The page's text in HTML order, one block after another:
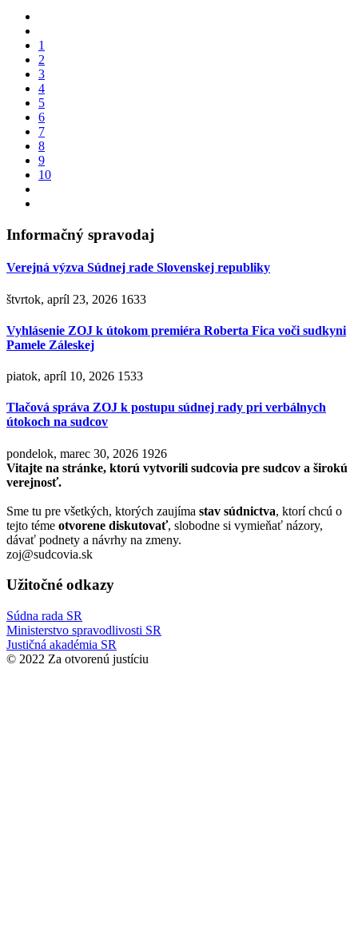
1
2
3
4
5
6
7
8
9
10
Informačný spravodaj
Verejná výzva Súdnej rade Slovenskej republiky
štvrtok, apríl 23, 2026 1633
Vyhlásenie ZOJ k útokom premiéra Roberta Fica voči sudkyni
Pamele Záleskej
piatok, apríl 10, 2026 1533
Tlačová správa ZOJ k postupu súdnej rady pri verbálnych
útokoch na sudcov
pondelok, marec 30, 2026 1926
Vitajte na stránke, ktorú vytvorili sudcovia pre sudcov a širokú
verejnosť.
Sme tu pre všetkých, ktorých zaujíma stav súdnictva, ktorí chcú o
tejto téme otvorene diskutovať, slobodne si vymieňať názory,
dávať podnety a návrhy na zmeny.
zoj@sudcovia.sk
Užitočné odkazy
Súdna rada SR
Ministerstvo spravodlivosti SR
Justičná akadémia SR
© 2022 Za otvorenú justíciu